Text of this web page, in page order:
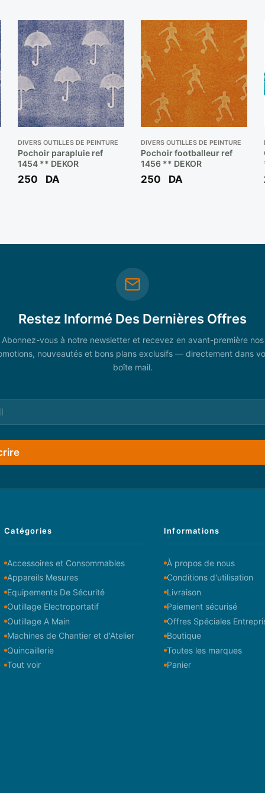
DIVERS OUTILLES DE PEINTURE
Pochoir parapluie ref
1454 ** DEKOR
250 DA
DIVERS OUTILLES DE PEINTURE
Pochoir footballeur ref
1456 ** DEKOR
250 DA
Restez Informé Des Dernières Offres
Abonnez-vous à notre newsletter et recevez en avant-première nos
nouveautés et bons plans exclusifs — directement dans
boîte mail.
Catégories
Accessoires et Consommables
Appareils Mesures
Equipements De Sécurité
Outillage Electroportatif
Outillage A Main
Machines de Chantier et d'Atelier
Quincaillerie
Tout voir
Informations
À propos de nous
Conditions d'utilisation
Livraison
Paiement sécurisé
Offres Spéciales
Boutique
Toutes les marques
Panier